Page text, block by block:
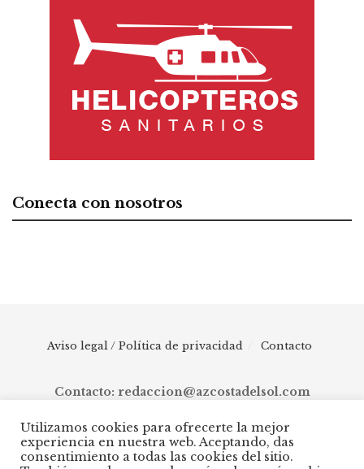
Conecta con nosotros
Aviso legal / Política de privacidad Contacto
Contacto: redaccion@azcostadelsol.com
© 2025 AZ Costa del Sol - Diario digital de Málaga capital hasta
Manilva, pasando por Torremolinos, Benalmádena, Fuengirola,
Utilizamos cookies para ofrecerte la mejor
experiencia en nuestra web. Aceptando, das
consentimiento a todas las cookies del sitio.